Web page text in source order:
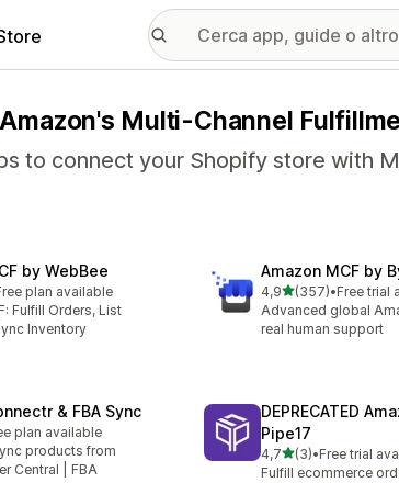
Multi-Channel
to connect your Shopify store with
by WebBee
totali
plan available
Fulfill Orders, List
Inventory
Amazon MCF by
4,9stelle su 5
(357)
357 recensioni totali
•Free trial
Advanced global
real human support
& FBA Sync
totali
plan available
products from
Central | FBA
DEPRECATED
Pipe17
4,7stelle su 5
(3)
3 recensioni totali
•Free trial
Fulfill ecommerce